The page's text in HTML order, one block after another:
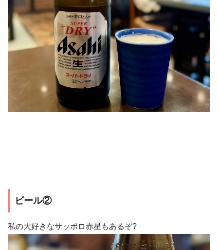
ビール②
私の大好きなサッポロ赤星もあるぞ?